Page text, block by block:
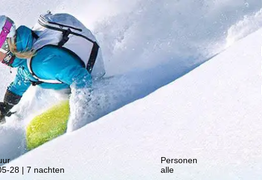
kortingsacties!
28 | 7 nachten
Personen
alle